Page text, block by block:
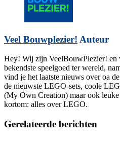
Veel Bouwplezier! Auteur
Hey! Wij zijn VeelBouwPlezier! en
bekendste speelgoed ter wereld,
vind je het laatste nieuws over oa
de nieuwste LEGO-sets, coole
(My Own Creation) maar ook
kortom: alles over LEGO.
Gerelateerde berichten